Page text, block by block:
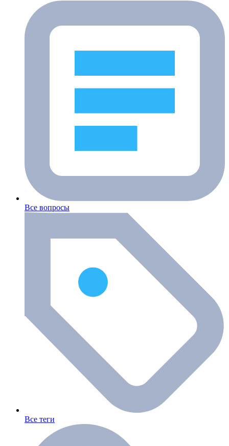
Все вопросы
Все теги